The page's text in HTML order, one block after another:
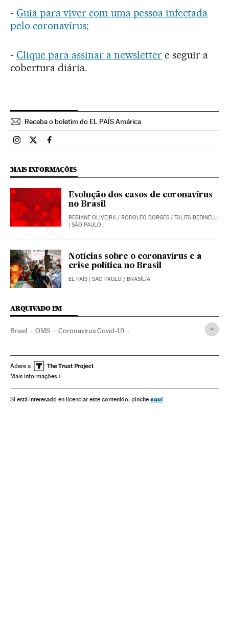
- Guia para viver com uma pessoa infectada
pelo coronavírus;
- Clique para assinar a newsletter e seguir a
cobertura diária.
Receba o boletim do EL PAÍS América
Brasil El País Brasil en Instagram
Brasil El País Brasil en Twitter
Brasil El País Brasil en Facebook
MAIS INFORMAÇÕES
Evolução dos casos de coronavírus
no Brasil
REGIANE OLIVEIRA / RODOLFO BORGES / TALITA BEDINELLI
| SÃO PAULO
Notícias sobre o coronavírus e a
crise política no Brasil
EL PAÍS | SÃO PAULO / BRASÍLIA
ARQUIVADO EM
Brasil OMS Coronavirus Covid-19
Doenças infecciosas Doenças respiratórias
Ministério Saúde
Adere a
Mais informações
Si está interesado en licenciar este contenido, pinche aquí